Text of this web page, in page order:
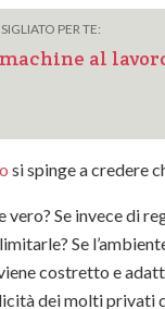
PER TE:
al
si spinge a credere
vero? Se invece di
Se
costretto e
dei molti privati